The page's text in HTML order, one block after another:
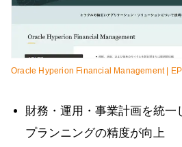
Oracle Hyperion Financial Management |
財務・運用・事業計画を統一
プランニングの精度が向上